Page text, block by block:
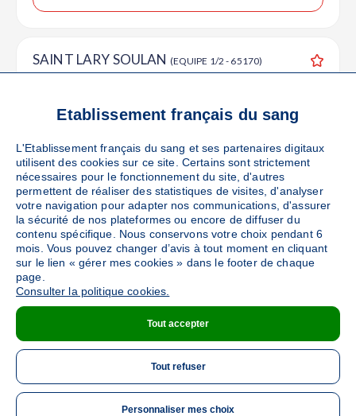
SAINT LARY SOULAN (EQUIPE 1/2 - 65170)
Le vendredi 23 octobre de 12h15 à 16h45
PRENDRE RENDEZ-VOUS
BAGNERES DE BIGORRE(15 rue Gambetta -
65200)
Le lundi 26 octobre de 12h à 16h30
DÉTAILS DE LA COLLECTE
Etablissement français du sang
L'Etablissement français du sang et ses partenaires digitaux
utilisent des cookies sur ce site. Certains sont strictement
nécessaires pour le fonctionnement du site, d'autres
permettent de réaliser des statistiques de visites, d'analyser
votre navigation pour adapter nos communications, d'assurer
la sécurité de nos plateformes ou encore de diffuser du
contenu spécifique. Nous conservons votre choix pendant 6
mois. Vous pouvez changer d’avis à tout moment en cliquant
sur le lien « gérer mes cookies » dans le footer de chaque
page.
Consulter la politique cookies.
Tout accepter
Tout refuser
Personnaliser mes choix